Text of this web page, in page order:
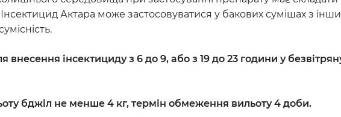
Інсектицид Актара може застосовуватися у бакових сумішах з
внесення інсектициду з 6 до 9, або з 19 до 23 години у
бджіл не менше 4 кг, термін обмеження вильоту 4 доби.